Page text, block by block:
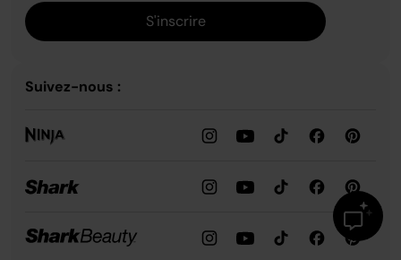
S'inscrire
Suivez-nous :